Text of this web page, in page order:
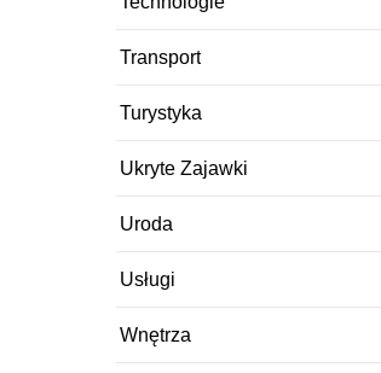
Transport
Turystyka
Ukryte Zajawki
Uroda
Usługi
Wnętrza